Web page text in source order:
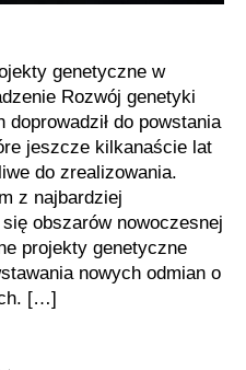
genetyczne w
Rozwój genetyki
do powstania
jeszcze kilkanaście lat
do zrealizowania.
z najbardziej
obszarów nowoczesnej
projekty genetyczne
nowych odmian o
[…]